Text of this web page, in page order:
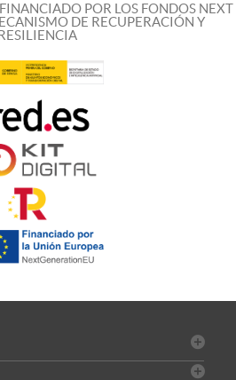
POR LOS FONDOS NEXT
DE RECUPERACIÓN Y
RESILIENCIA